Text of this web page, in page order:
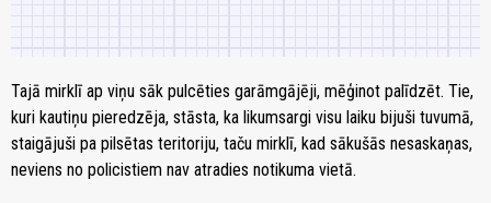
Tajā mirklī ap viņu sāk pulcēties garāmgājēji, mēģinot palīdzēt. Tie,
kuri kautiņu pieredzēja, stāsta, ka likumsargi visu laiku bijuši tuvumā,
staigājuši pa pilsētas teritoriju, taču mirklī, kad sākušās nesaskaņas,
neviens no policistiem nav atradies notikuma vietā.